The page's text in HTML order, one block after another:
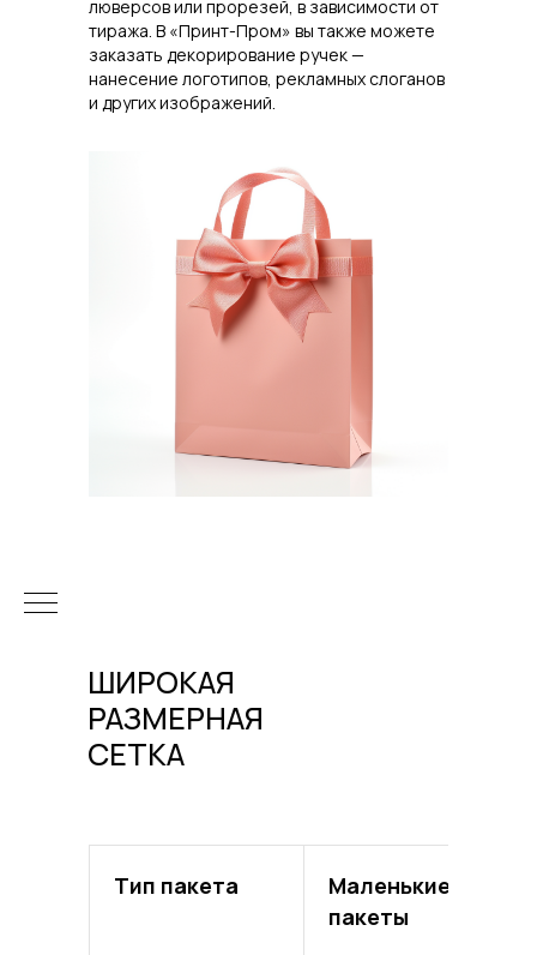
люверсов или прорезей, в зависимости от
тиража. В «Принт-Пром» вы также можете
заказать декорирование ручек —
нанесение логотипов, рекламных слоганов
и других изображений.
ШИРОКАЯ
РАЗМЕРНАЯ
СЕТКА
Тип пакета
Маленькие
пакеты